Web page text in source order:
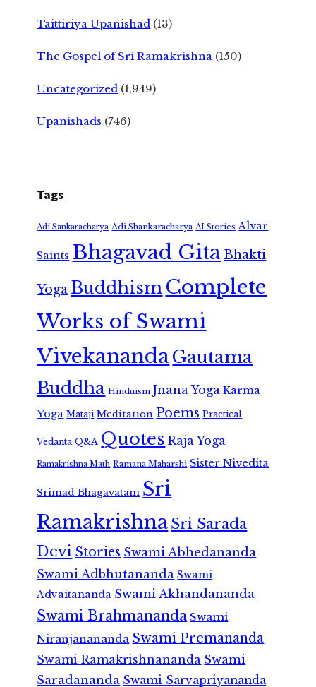
Taittiriya Upanishad (13)
The Gospel of Sri Ramakrishna (150)
Uncategorized (1,949)
Upanishads (746)
Tags
Adi Sankaracharya Adi Shankaracharya AI Stories Alvar
Saints Bhagavad GitaBhakti
Yoga Buddhism Complete
Works of Swami
VivekanandaGautama
Buddha Hinduism Jnana Yoga Karma
Yoga Mataji Meditation Poems Practical
Vedanta Q&A Quotes Raja Yoga
Ramakrishna Math Ramana Maharshi Sister Nivedita
Srimad Bhagavatam Sri
RamakrishnaSri Sarada
Devi Stories Swami Abhedananda
Swami Adbhutananda Swami
Advaitananda Swami Akhandananda
Swami Brahmananda Swami
Niranjanananda Swami Premananda
Swami Ramakrishnananda Swami
Saradananda Swami Sarvapriyananda